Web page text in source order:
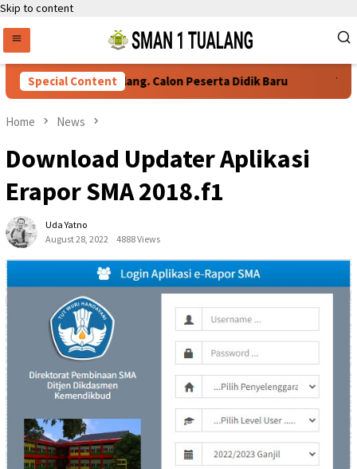
Skip to content
Special Content
Daftar Ulang. Calon Peserta Didik Baru 76
Home News
Download Updater Aplikasi
Erapor SMA 2018.f1
Uda Yatno
August 28, 2022
4888 Views